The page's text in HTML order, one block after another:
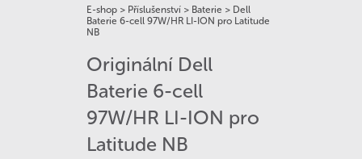
E-shop > Příslušenství > Baterie > Dell
Baterie 6-cell 97W/HR LI-ION pro Latitude
NB
Originální Dell
Baterie 6-cell
97W/HR LI-ION pro
Latitude NB